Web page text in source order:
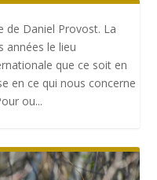
de Daniel Provost. La
années le lieu
que ce soit en
en ce qui nous concerne
ou...